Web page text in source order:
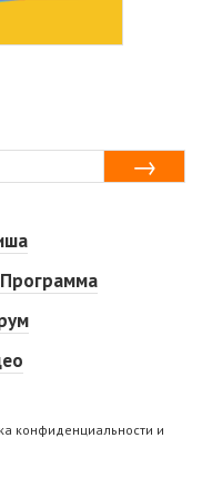
конфиденциальности и